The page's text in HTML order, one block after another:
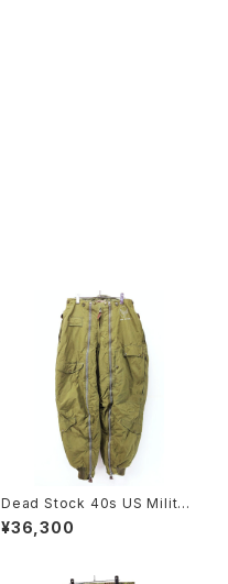
Dead Stock 40s US Militar
y ARMY AIR FORCE A-11A A
lpaca Liner Flight Pants Si
¥36,300